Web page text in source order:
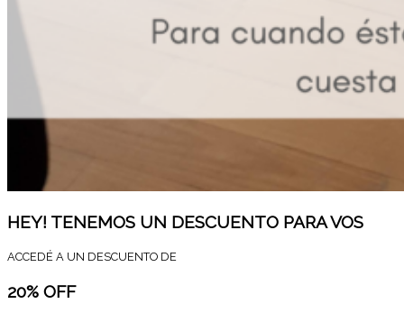
HEY! TENEMOS UN DESCUENTO PARA VOS
ACCEDÉ A UN DESCUENTO DE
20% OFF